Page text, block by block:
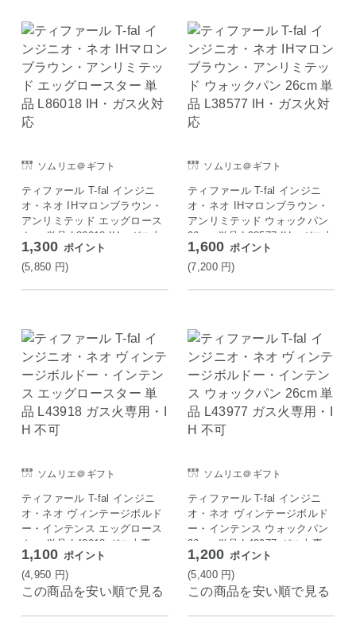
ソムリエ＠ギフト
ティファール T-fal インジニ
オ・ネオ IHマロンブラウン・
アンリミテッド エッグロース
ター 単品 L86018 IH・ガス火
対応
1,300 ポイント
(5,850 円)
ソムリエ＠ギフト
ティファール T-fal インジニ
オ・ネオ IHマロンブラウン・
アンリミテッド ウォックパン
26cm 単品 L38577 IH・ガス火
対応
1,600 ポイント
(7,200 円)
ソムリエ＠ギフト
ティファール T-fal インジニ
オ・ネオ ヴィンテージボルド
ー・インテンス エッグロース
ター 単品 L43918 ガス火専
用・IH 不可
1,100 ポイント
(4,950 円)
この商品を安い順で見る
ソムリエ＠ギフト
ティファール T-fal インジニ
オ・ネオ ヴィンテージボルド
ー・インテンス ウォックパン
26cm 単品 L43977 ガス火専
用・IH 不可
1,200 ポイント
(5,400 円)
この商品を安い順で見る